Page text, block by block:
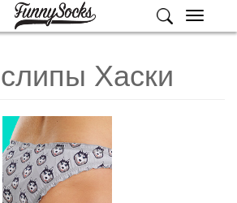
Меню
Хаски